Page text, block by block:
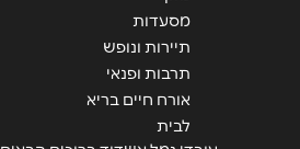
מסעדות
תיירות ונופש
תרבות ופנאי
אורח חיים בריא
לבית